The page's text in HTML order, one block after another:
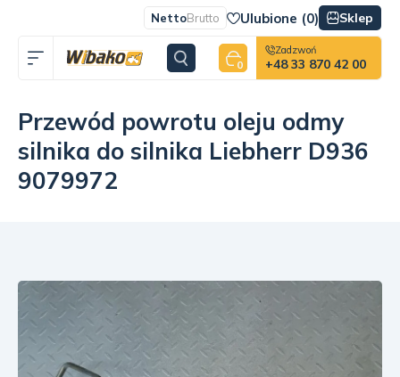
NettoBrutto Ulubione (0) Sklep
0
Zadzwoń
+48 33 870 42 00
Przewód powrotu oleju odmy
silnika do silnika Liebherr D936
9079972